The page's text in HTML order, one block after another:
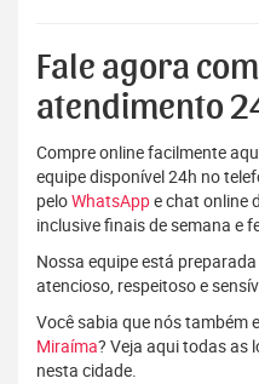
Fale agora
atendimento
Compre online facilmente
equipe disponível 24h no
peloWhatsAppe chat online
inclusive finais de semana e
Nossa equipe está
atencioso, respeitoso e
Você sabia que nós também
Miraíma? Veja aqui todas as
nesta cidade.